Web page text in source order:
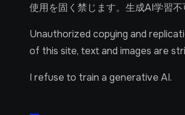
使用を固く禁じます。生成AI学習不
Unauthorized copying and
of this site, text and images are
I refuse to train a generative AI.